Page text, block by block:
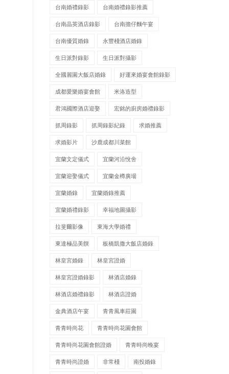
台南婚禮錄影 台南婚禮錄影推薦
台南晶英酒店錄影 台南擔仔麵午宴
台南優質婚錄 永豐棧酒店婚錄
生日派對錄影 生日派對攝影
全國麗園大飯店婚錄 好運來婚宴會館錄影
成都愛樂婚宴會館 米洛造型
君鴻國際酒店迎娶 宏銘的廚房婚禮錄影
抓周錄影 抓周錄影紀錄 求婚推薦
求婚影片 沙鹿成都川菜館
宜蘭文定儀式 宜蘭河沿悅舍
宜蘭迎娶儀式 宜蘭金樽廣場
宜蘭婚錄 宜蘭婚錄推薦
宜蘭婚禮錄影 幸福地圖攝影
拉斐爾影像 東海大學婚禮
東達極品美饌 板橋凱撒大飯店婚錄
林皇宮婚錄 林皇宮證婚
林皇宮證婚錄影 林酒店婚錄
林酒店婚禮錄影 林酒店證婚
金典酒店午宴 青青風車莊園
青青時尚花 青青時尚花園會館
青青時尚花園會館證婚 青青時尚晚宴
青青時尚證婚 非常棧 南投婚錄